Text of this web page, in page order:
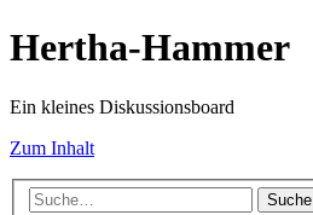
Hertha-Hammer
Ein kleines Diskussionsboard
Zum Inhalt
Suche